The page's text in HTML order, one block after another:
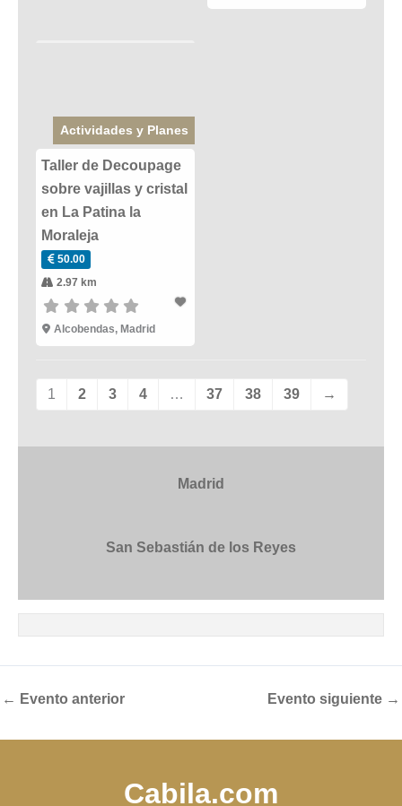
Actividades y Planes
Taller de Decoupage
sobre vajillas y cristal
en La Patina la
Moraleja
50.00
2.97 km
Alcobendas, Madrid
1 2 3 4 … 37 38 39 →
Madrid
San Sebastián de los Reyes
← Evento anterior Evento siguiente →
Cabila.com